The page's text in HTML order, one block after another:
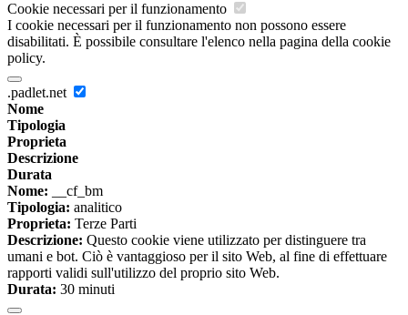
Cookie necessari per il funzionamento
I cookie necessari per il funzionamento non possono essere
disabilitati. È possibile consultare l'elenco nella pagina della cookie
policy.
.padlet.net
Nome
Tipologia
Proprieta
Descrizione
Durata
Nome: __cf_bm
Tipologia: analitico
Proprieta: Terze Parti
Descrizione: Questo cookie viene utilizzato per distinguere tra
umani e bot. Ciò è vantaggioso per il sito Web, al fine di effettuare
rapporti validi sull'utilizzo del proprio sito Web.
Durata: 30 minuti